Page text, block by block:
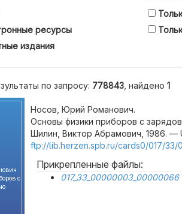
ресурсы
издания
по запросу: 778843 , найдено 1
с
Носов, Юрий Романович.
Основы физики приборов с
Шилин, Виктор Абрамович, 1986. —
ftp://lib.herzen.spb.ru/cards0/017/
Прикрепленные файлы:
017_33_00000003_00000066